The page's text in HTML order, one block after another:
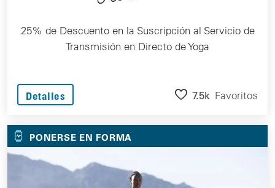
25% de Descuento en la Suscripción al Servicio de
Transmisión en Directo de Yoga
Detalles 7.5k Favoritos
PONERSE EN FORMA